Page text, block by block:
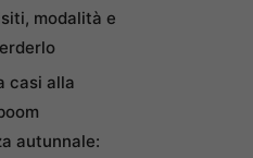
modalità e
casi alla
autunnale: